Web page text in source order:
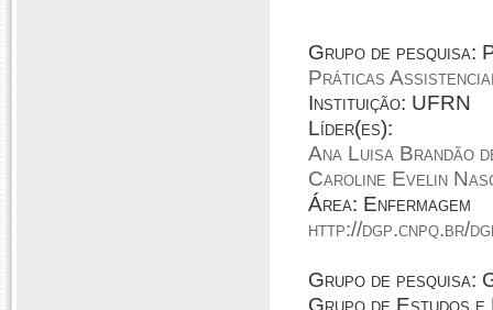
Grupo de pesquisa:
Práticas
Instituição: UFRN
Líder(es):
Ana Luisa Brandão
Caroline Evelin
Área: Enfermagem
http://dgp.cnpq.br/
Grupo de pesquisa:
Grupo de Estudos e